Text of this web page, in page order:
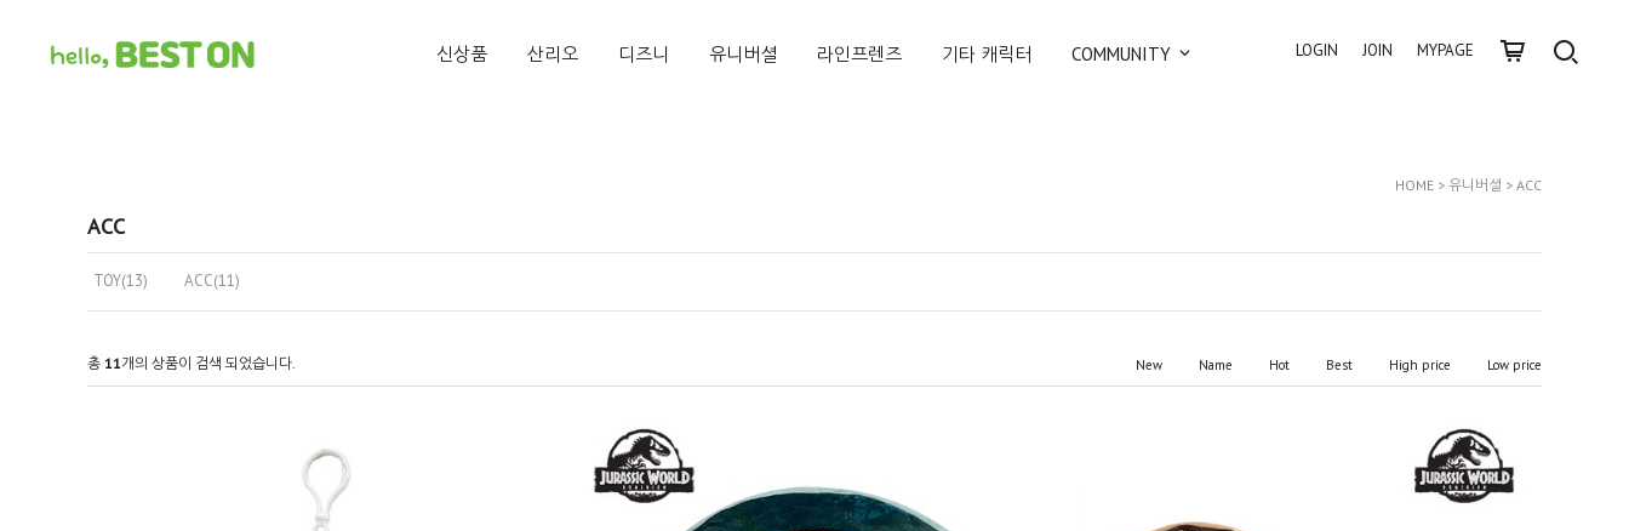
신상품 산리오 디즈니 유니버셜 라인프렌즈 기타 캐릭터 COMMUNITY LOGIN JOIN MYPAGE
HOME > 유니버셜 > ACC
ACC
TOY(13) ACC(11)
총 11개의 상품이 검색 되었습니다. New Name Hot Best High price Low price